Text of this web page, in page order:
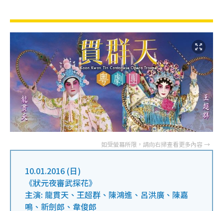
10.01.2016 (日)
《狀元夜審武探花》
主演: 龍貫天、王超群、陳鴻進、呂洪廣、陳嘉
鳴、新劍郎、韋俊郎